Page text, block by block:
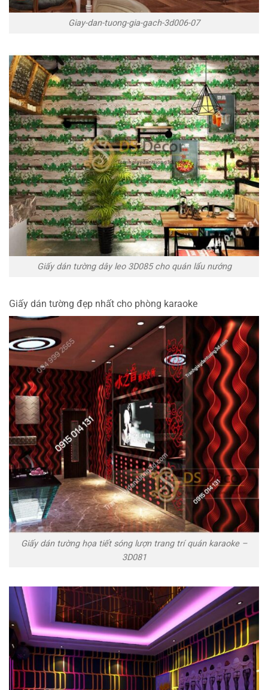
Giay-dan-tuong-gia-gach-3d006-07
Giấy dán tường dây leo 3D085 cho quán lẩu nướng
Giấy dán tường đẹp nhất cho phòng karaoke
Giấy dán tường họa tiết sóng lượn trang trí quán karaoke –
3D081